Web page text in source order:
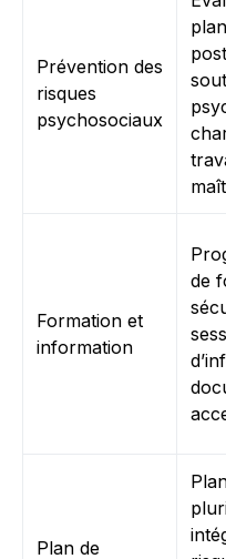
Prévention des
risques
psychosociaux
Formation et
information
de
Plan de